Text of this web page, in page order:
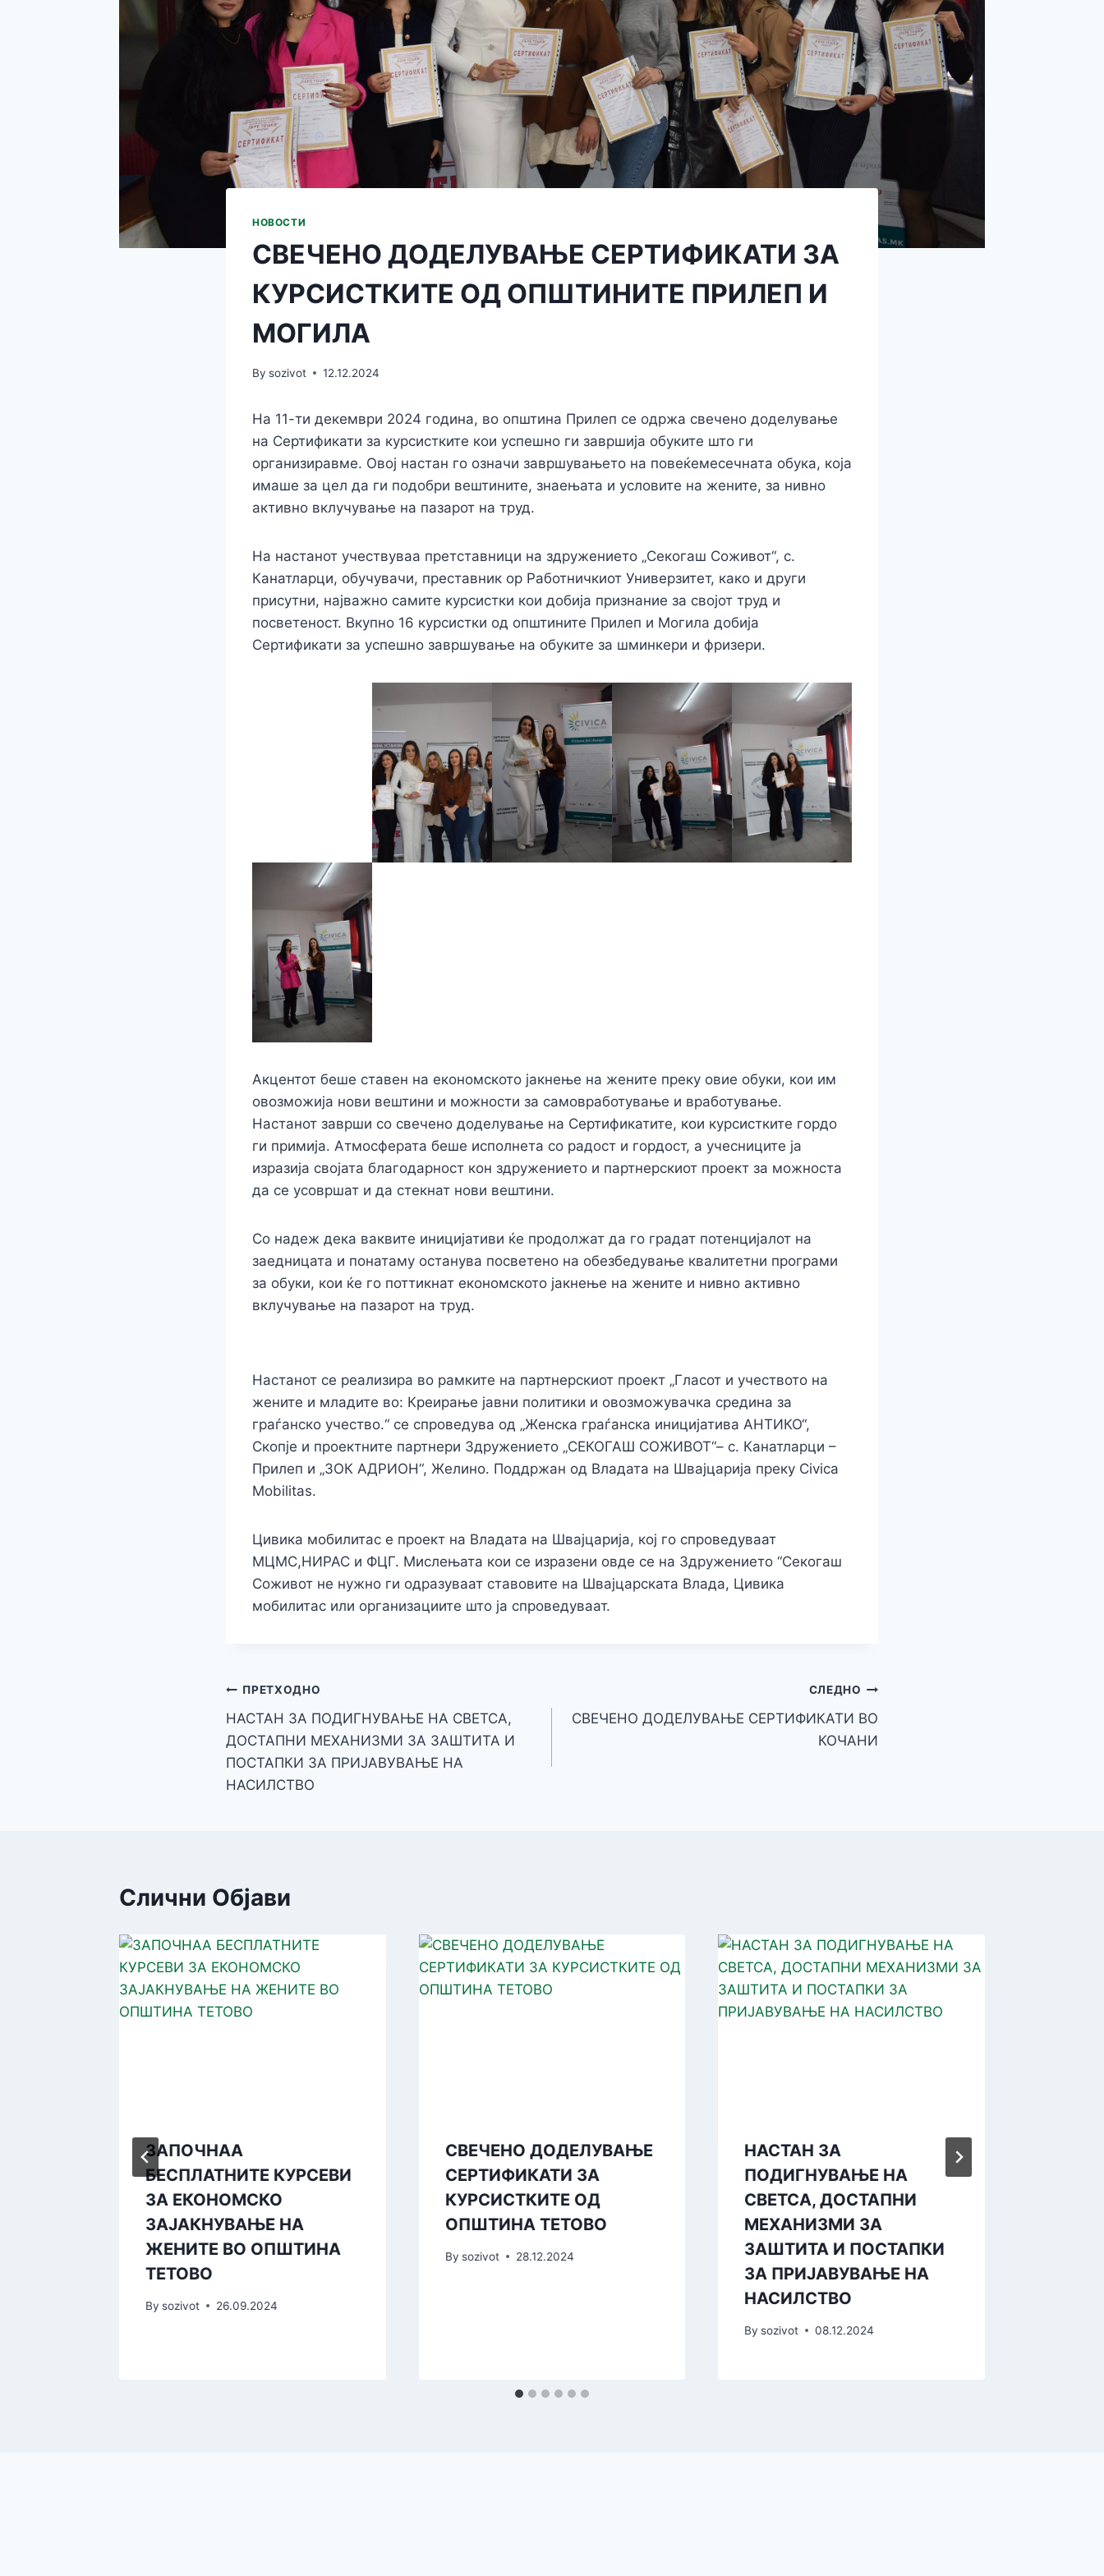
НОВОСТИ
СВЕЧЕНО ДОДЕЛУВАЊЕ СЕРТИФИКАТИ ЗА
КУРСИСТКИТЕ ОД ОПШТИНИТЕ ПРИЛЕП И
МОГИЛА
By sozivot 12.12.2024
На 11-ти декември 2024 година, во општина Прилеп се одржа свечено доделување
на Сертификати за курсистките кои успешно ги завршија обуките што ги
организиравме. Овој настан го означи завршувањето на повеќемесечната обука, која
имаше за цел да ги подобри вештините, знаењата и условите на жените, за нивно
активно вклучување на пазарот на труд.
На настанот учествуваа претставници на здружението „Секогаш Соживот“, с.
Канатларци, обучувачи, преставник ор Работничкиот Универзитет, како и други
присутни, најважно самите курсистки кои добија признание за својот труд и
посветеност. Вкупно 16 курсистки од општините Прилеп и Могила добија
Сертификати за успешно завршување на обуките за шминкери и фризери.
Акцентот беше ставен на економското јакнење на жените преку овие обуки, кои им
овозможија нови вештини и можности за самовработување и вработување.
Настанот заврши со свечено доделување на Сертификатите, кои курсистките гордо
ги примија. Атмосферата беше исполнета со радост и гордост, а учесниците ја
изразија својата благодарност кон здружението и партнерскиот проект за можноста
да се усовршат и да стекнат нови вештини.
Со надеж дека ваквите иницијативи ќе продолжат да го градат потенцијалот на
заедницата и понатаму останува посветено на обезбедување квалитетни програми
за обуки, кои ќе го поттикнат економското јакнење на жените и нивно активно
вклучување на пазарот на труд.
Настанот се реализира во рамките на партнерскиот проект „Гласот и учеството на
жените и младите во: Креирање јавни политики и овозможувачка средина за
граѓанско учество.“ се спроведува од „Женска граѓанска иницијатива АНТИКО“,
Скопје и проектните партнери Здружението „СЕКОГАШ СОЖИВОТ“– с. Канатларци –
Прилеп и „ЗОК АДРИОН“, Желино. Поддржан од Владата на Швајцарија преку Civica
Mobilitas.
Цивика мобилитас е проект на Владата на Швајцарија, кој го спроведуваат
МЦМС,НИРАС и ФЦГ. Мислењата кои се изразени овде се на Здружението “Секогаш
Соживот не нужно ги одразуваат ставовите на Швајцарската Влада, Цивика
мобилитас или организациите што ја спроведуваат.
Навигација
на
напис
ПРЕТХОДНО
НАСТАН ЗА ПОДИГНУВАЊЕ НА СВЕТСА,
ДОСТАПНИ МЕХАНИЗМИ ЗА ЗАШТИТА И
ПОСТАПКИ ЗА ПРИЈАВУВАЊЕ НА
НАСИЛСТВО
СЛЕДНО
СВЕЧЕНО ДОДЕЛУВАЊЕ СЕРТИФИКАТИ ВО
КОЧАНИ
Слични Објави
ЗАПОЧНАА
БЕСПЛАТНИТЕ КУРСЕВИ
ЗА ЕКОНОМСКО
ЗАЈАКНУВАЊЕ НА
ЖЕНИТЕ ВО ОПШТИНА
ТЕТОВО
By sozivot 26.09.2024
СВЕЧЕНО ДОДЕЛУВАЊЕ
СЕРТИФИКАТИ ЗА
КУРСИСТКИТЕ ОД
ОПШТИНА ТЕТОВО
By sozivot 28.12.2024
НАСТАН ЗА
ПОДИГНУВАЊЕ НА
СВЕТСА, ДОСТАПНИ
МЕХАНИЗМИ ЗА
ЗАШТИТА И ПОСТАПКИ
ЗА ПРИЈАВУВАЊЕ НА
НАСИЛСТВО
By sozivot 08.12.2024